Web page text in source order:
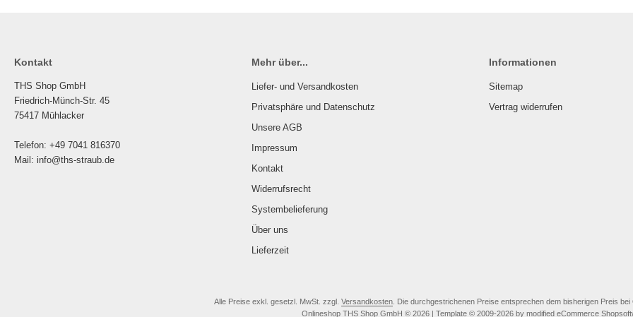
Kontakt
THS Shop GmbH
Friedrich-Münch-Str. 45
75417 Mühlacker
Telefon: +49 7041 816370
Mail: info@ths-straub.de
Mehr über...
Liefer- und Versandkosten
Privatsphäre und Datenschutz
Unsere AGB
Impressum
Kontakt
Widerrufsrecht
Systembelieferung
Über uns
Lieferzeit
Informationen
Sitemap
Vertrag widerrufen
Alle Preise exkl. gesetzl. MwSt. zzgl. Versandkosten . Die durchgestrichenen Preise entsprechen dem bisherigen Preis
Onlineshop THS Shop GmbH © 2026 | Template © 2009-2026 by modified eCommerce